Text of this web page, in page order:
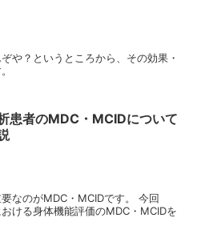
や？というところから、その効果・
患者のMDC・MCIDについて
なのがMDC・MCIDです。 今回
ける身体機能評価のMDC・MCIDを